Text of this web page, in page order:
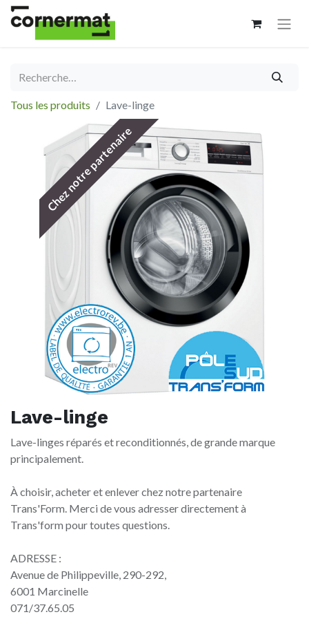
Tous les produits Lave-linge
Chez notre partenaire
Lave-linge
Lave-linges réparés et reconditionnés, de grande marque
principalement.
À choisir, acheter et enlever chez notre partenaire
Trans'Form. Merci de vous adresser directement à
Trans'form pour toutes questions.
ADRESSE :
Avenue de Philippeville, 290-292,
6001 Marcinelle
071/37.65.05